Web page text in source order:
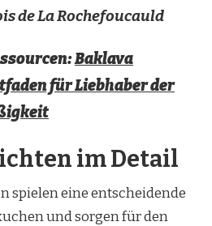
de La Rochefoucauld
Baklava
für Liebhaber der
im Detail
spielen eine entscheidende
und sorgen für den